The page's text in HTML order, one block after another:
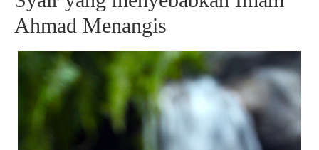
Ahmad Menangis